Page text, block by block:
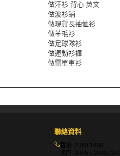
做汗衫 背心 英文
做波衫鋪
做現貨長袖恤衫
做羊毛衫
做足球隊衫
做運動衫褲
做電單車衫
聯絡資料
香港: 2360 1900
澳門: 00853-28410350